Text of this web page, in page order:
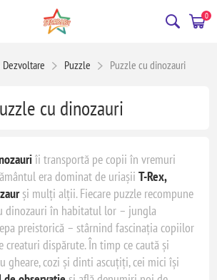
0
Dezvoltare Puzzle Puzzle cu dinozauri
cu dinozauri
îi transportă pe copii în vremuri
era dominat de uriașiiT-Rex,
și mulți alții. Fiecare puzzle recompune
dinozauri în habitatul lor – jungla
preistorică – stârnind fascinația copiilor
creaturi dispărute. În timp ce caută și
gheare, cozi și dinti ascuțiți, cei mici își